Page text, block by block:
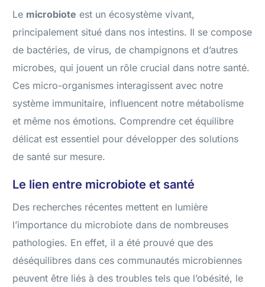
Le microbiote est un écosystème vivant,
principalement situé dans nos intestins. Il se compose
de bactéries, de virus, de champignons et d’autres
microbes, qui jouent un rôle crucial dans notre santé.
Ces micro-organismes interagissent avec notre
système immunitaire, influencent notre métabolisme
et même nos émotions. Comprendre cet équilibre
délicat est essentiel pour développer des solutions
de santé sur mesure.
Le lien entre microbiote et santé
Des recherches récentes mettent en lumière
l’importance du microbiote dans de nombreuses
pathologies. En effet, il a été prouvé que des
déséquilibres dans ces communautés microbiennes
peuvent être liés à des troubles tels que l’obésité, le